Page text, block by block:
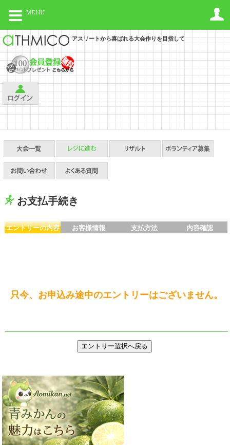
アスリートから喜ばれる大会作りを目指して
お支払手続き
エントリーの内容 お客様情報 支払方法 内容確認
只今、お申込み途中のエントリーはございません。
MENU